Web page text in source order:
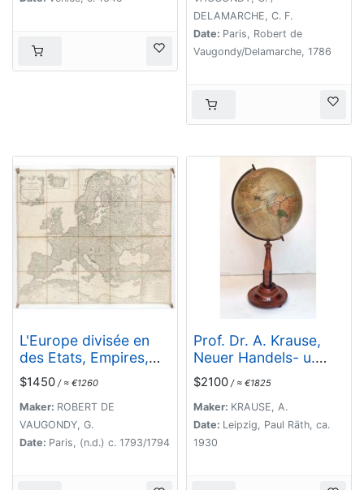
DELAMARCHE, C. F.
Date: Paris, Robert de
Vaugondy/Delamarche, 1786
L'Europe divisée en
des Etats, Empires,
Royaumes et
Républiques.
$1450 / ≈ €1260
Maker: ROBERT DE
VAUGONDY, G.
Date: Paris, (n.d.) c. 1793/1794
Prof. Dr. A. Krause,
Neuer Handels- u.
Verkehrsglobus,
Verlag Paul Räth.
$2100 / ≈ €1825
Maker: KRAUSE, A.
Date: Leipzig, Paul Räth, ca.
1930